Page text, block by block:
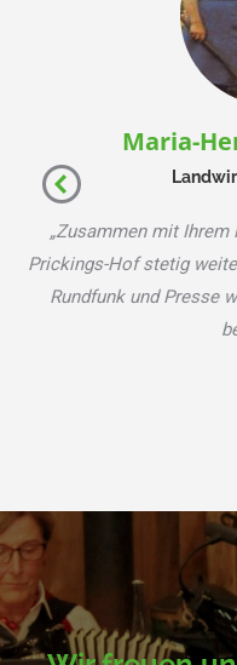
Maria-
„Zusammen mit
Prickings-Hof stetig
Rundfunk und Presse